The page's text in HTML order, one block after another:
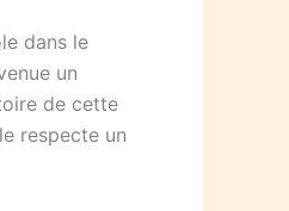
dans le
un
de cette
respecte un